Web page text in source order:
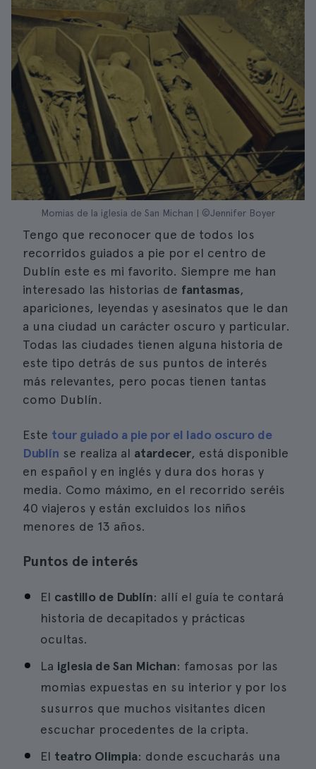
Momias de la iglesia de San Michan | ©Jennifer Boyer
Tengo que reconocer que de todos los
recorridos guiados a pie por el centro de
Dublín este es mi favorito. Siempre me han
interesado las historias de fantasmas,
apariciones, leyendas y asesinatos que le dan
a una ciudad un carácter oscuro y particular.
Todas las ciudades tienen alguna historia de
este tipo detrás de sus puntos de interés
más relevantes, pero pocas tienen tantas
como Dublín.
Este tour guiado a pie por el lado oscuro de
Dublín se realiza al atardecer, está disponible
en español y en inglés y dura dos horas y
media. Como máximo, en el recorrido seréis
40 viajeros y están excluidos los niños
menores de 13 años.
Puntos de interés
El castillo de Dublín: allí el guía te contará
historia de decapitados y prácticas
ocultas.
La iglesia de San Michan: famosas por las
momias expuestas en su interior y por los
susurros que muchos visitantes dicen
escuchar procedentes de la cripta.
El teatro Olimpia: donde escucharás una